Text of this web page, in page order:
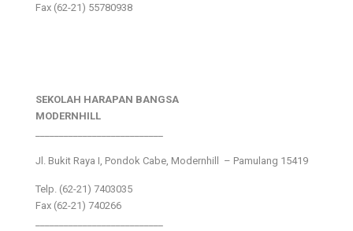
Fax (62-21) 55780938
SEKOLAH HARAPAN BANGSA
MODERNHILL
Jl. Bukit Raya I, Pondok Cabe, Modernhill – Pamulang 15419
Telp. (62-21) 7403035
Fax (62-21) 740266